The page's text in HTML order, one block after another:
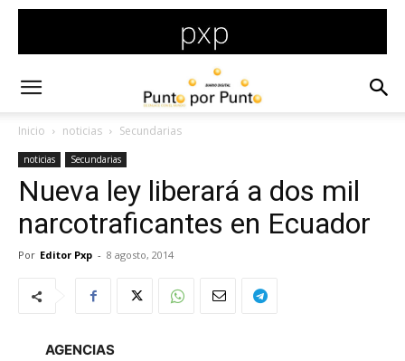
Inicio noticias Secundarias
noticias Secundarias
Nueva ley liberará a dos mil
narcotraficantes en Ecuador
Por Editor Pxp - 8 agosto, 2014
AGENCIAS